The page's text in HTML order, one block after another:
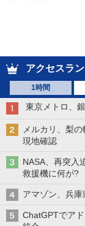
アクセスラ
1時間
東京メトロ、
メルカリ、梨
現地確認
NASA、再突入
救援機に何が?
アマゾン、兵
ChatGPTでア